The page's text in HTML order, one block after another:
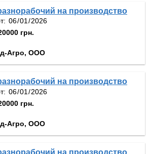
на производство
грн.
Агро, ООО
на производство
грн.
Агро, ООО